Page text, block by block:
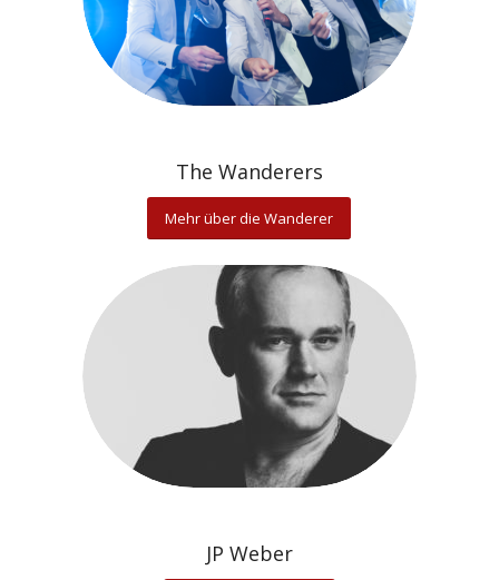
The Wanderers
Mehr über die Wanderer
JP Weber